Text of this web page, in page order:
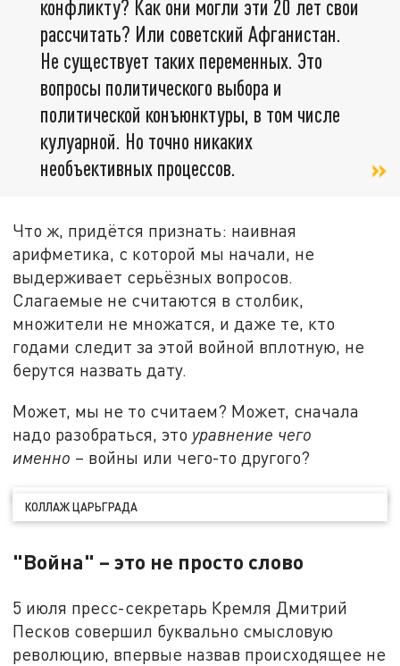
конфликту? Как они могли эти 20 лет свои
рассчитать? Или советский Афганистан.
Не существует таких переменных. Это
вопросы политического выбора и
политической конъюнктуры, в том числе
кулуарной. Но точно никаких
необъективных процессов.
Что ж, придётся признать: наивная
арифметика, с которой мы начали, не
выдерживает серьёзных вопросов.
Слагаемые не считаются в столбик,
множители не множатся, и даже те, кто
годами следит за этой войной вплотную, не
берутся назвать дату.
Может, мы не то считаем? Может, сначала
надо разобраться, это уравнение чего
именно – войны или чего-то другого?
КОЛЛАЖ ЦАРЬГРАДА
"Война" – это не просто слово
5 июля пресс-секретарь Кремля Дмитрий
Песков совершил буквально смысловую
революцию, впервые назвав происходящее не